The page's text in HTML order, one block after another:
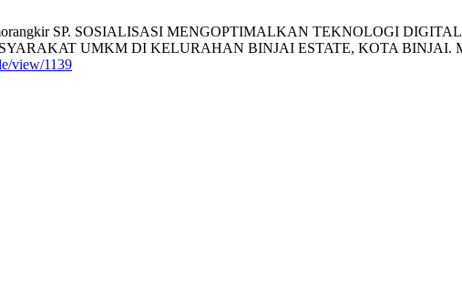
SP. SOSIALISASI MENGOPTIMALKAN TEKNOLOGI
UMKM DI KELURAHAN BINJAI ESTATE, KOTA BINJAI.
view/1139